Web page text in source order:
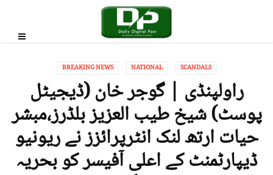
BREAKING NEWS NATIONAL SCANDALS
راولپنڈی | گوجر خان (ڈیجیٹل
پوسٹ) شیخ طیب العزیز بلڈرز،مبشر
حیات ارتھ لنک انٹرپرائزز نے ریونیو
ڈیپارٹمنٹ کے اعلی آفیسر کو بحریہ